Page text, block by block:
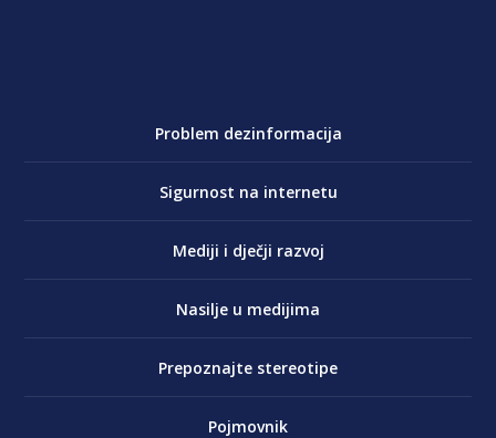
Problem dezinformacija
Sigurnost na internetu
Mediji i dječji razvoj
Nasilje u medijima
Prepoznajte stereotipe
Pojmovnik